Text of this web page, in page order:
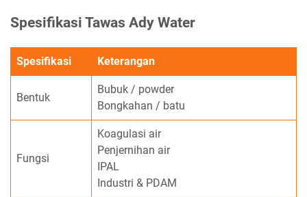
Spesifikasi Tawas Ady Water
Spesifikasi Keterangan
Bentuk
Bubuk / powder
Bongkahan / batu
Fungsi
Koagulasi air
Penjernihan air
IPAL
Industri & PDAM